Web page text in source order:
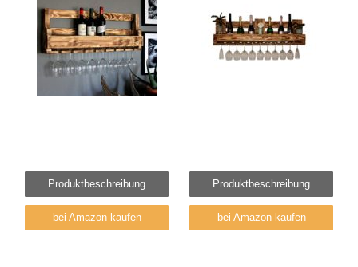
Produktbeschreibung
bei Amazon kaufen
Produktbeschreibung
bei Amazon kaufen